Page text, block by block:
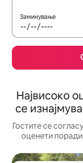
Заминување
Највисоко
се
Гостите се
оценети поради